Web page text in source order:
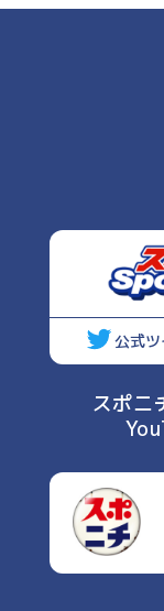
公式
スポニ